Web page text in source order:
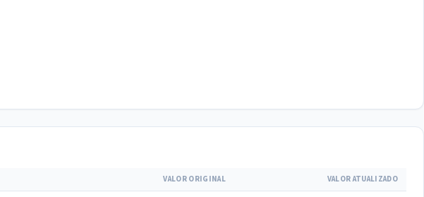
VALOR ORIGINAL VALOR ATUALIZADO